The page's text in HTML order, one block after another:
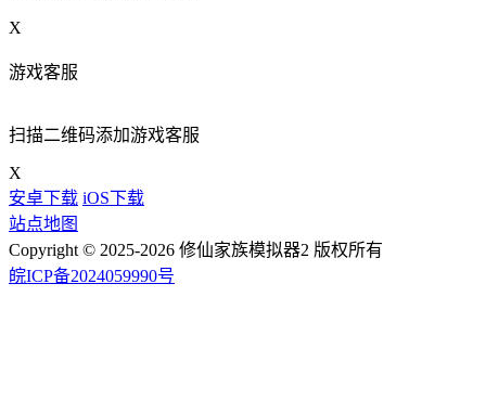
X
游戏客服
扫描二维码添加游戏客服
X
安卓下载 iOS下载
站点地图
Copyright © 2025-2026 修仙家族模拟器2 版权所有
皖ICP备2024059990号